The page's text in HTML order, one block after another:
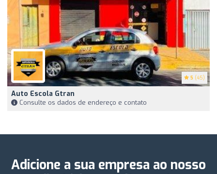
5 (45)
Auto Escola Gtran
Consulte os dados de endereço e contato
Adicione a sua empresa ao nosso